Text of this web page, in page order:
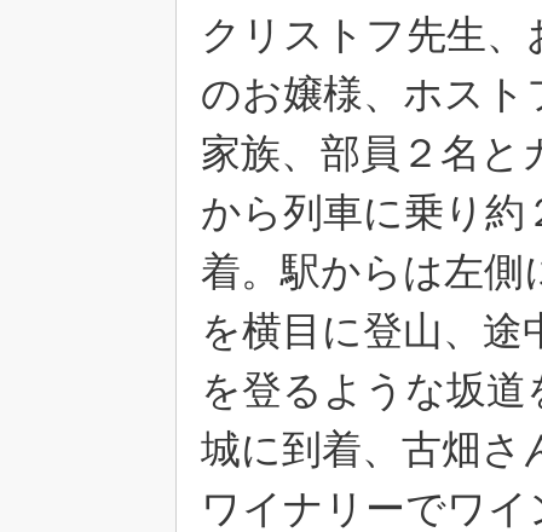
クリストフ先生
のお嬢様、ホスト
家族、部員２名と
から列車に乗り約
着。駅からは左側
を横目に登山、途
を登るような坂
城に到着、古畑さ
ワイナリーでワ